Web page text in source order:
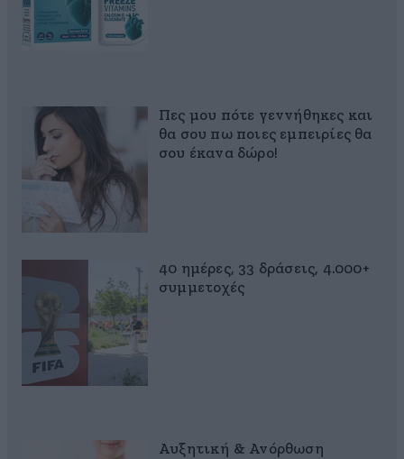
Πες μου πότε γεννήθηκες και
θα σου πω ποιες εμπειρίες θα
σου έκανα δώρο!
40 ημέρες, 33 δράσεις, 4.000+
συμμετοχές
Αυξητική & Ανόρθωση